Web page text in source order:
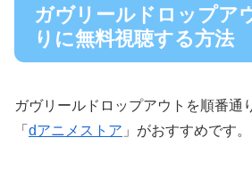
ガヴリールドロップア
りに無料視聴する方法
ガヴリールドロップアウトを順番通
「 dアニメストア 」がおすすめです。